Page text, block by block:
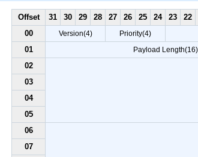
Offset 31 30 29 28 27 26 25 24 23 22
00
Version(4) Priority(4)
01 Payload Length(16)
02
03
04
05
06
07